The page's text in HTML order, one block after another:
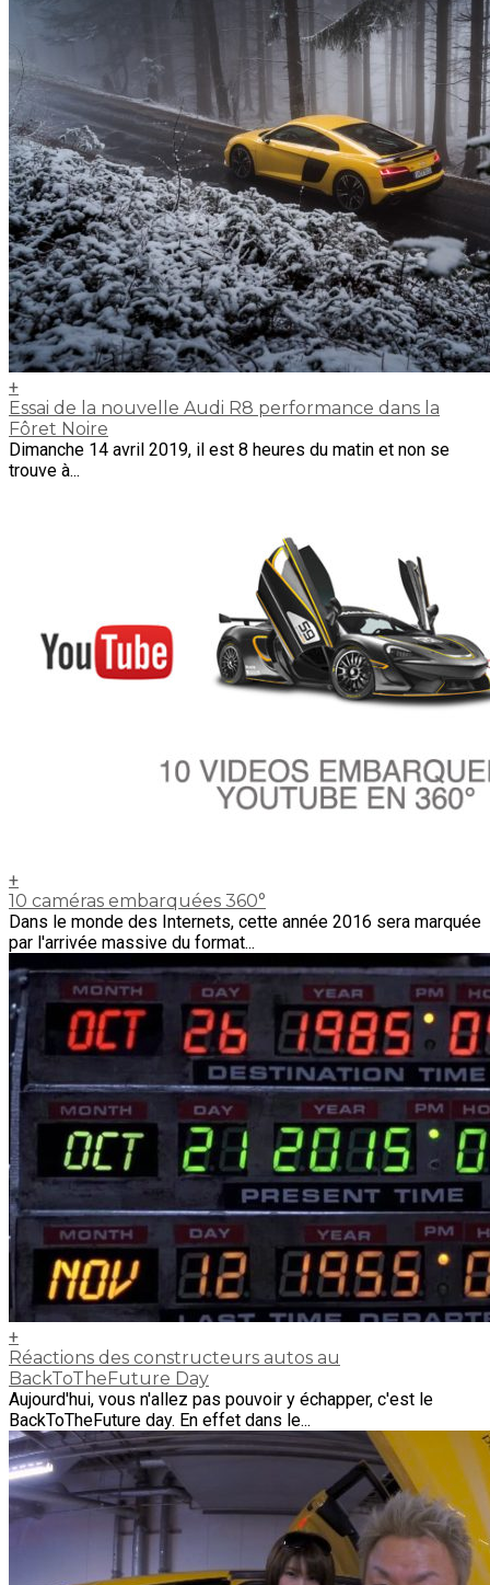
+
Essai de la nouvelle Audi R8 performance dans la
Fôret Noire
Dimanche 14 avril 2019, il est 8 heures du matin et non se
trouve à...
+
10 caméras embarquées 360°
Dans le monde des Internets, cette année 2016 sera marquée
par l'arrivée massive du format...
+
Réactions des constructeurs autos au
BackToTheFuture Day
Aujourd'hui, vous n'allez pas pouvoir y échapper, c'est le
BackToTheFuture day. En effet dans le...